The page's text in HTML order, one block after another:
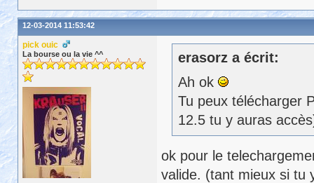
12-03-2014 11:53:42
pick ouic
La bourse ou la vie ^^
erasorz a écrit:
Ah ok
Tu peux télécharger
12.5 tu y auras
ok pour le
valide. (tant mieux si tu